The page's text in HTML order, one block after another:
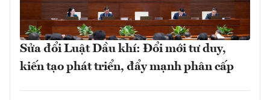
Sửa đổi Luật Dầu khí: Đổi mới tư duy,
kiến tạo phát triển, đẩy mạnh phân cấp